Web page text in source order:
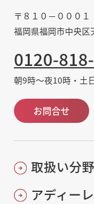
〒８１０－０００１
福岡県福岡市中央区
0120-
朝9時～夜10時・土
お問合せ
取扱い分野
アディー